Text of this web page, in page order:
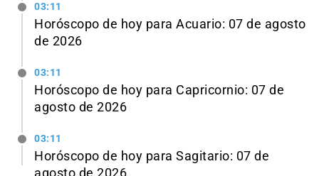
03:11
Horóscopo de hoy para Acuario: 07 de agosto
de 2026
03:11
Horóscopo de hoy para Capricornio: 07 de
agosto de 2026
03:11
Horóscopo de hoy para Sagitario: 07 de
agosto de 2026